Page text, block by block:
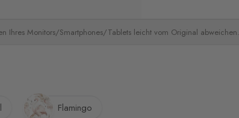
Ihres Monitors/Smartphones/Tablets leicht vom Original abweichen.
Flamingo